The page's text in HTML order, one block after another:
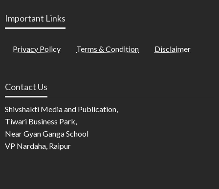
Important Links
Privacy Policy Terms & Condition Disclaimer
Contact Us
Shivshakti Media and Publication,
Tiwari Business Park,
Near Gyan Ganga School
VP Nardaha, Raipur